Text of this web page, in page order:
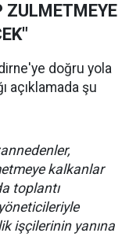
ZULMETMEYE
doğru yola
açıklamada şu
kalkanlar
toplantı
işçilerinin yanına